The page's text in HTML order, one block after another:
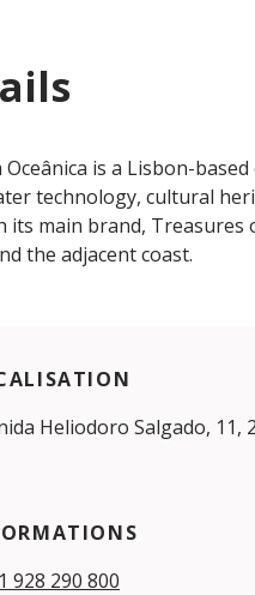
Oceânica is a Lisbon-
technology, cultural
its main brand, Treasures
the adjacent coast.
Heliodoro Salgado, 11,
928 290 800